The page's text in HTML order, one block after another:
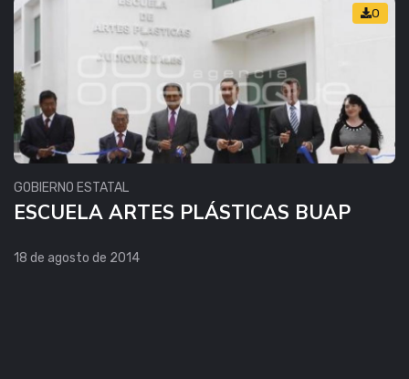
0
GOBIERNO ESTATAL
ESCUELA ARTES PLÁSTICAS BUAP
18 de agosto de 2014